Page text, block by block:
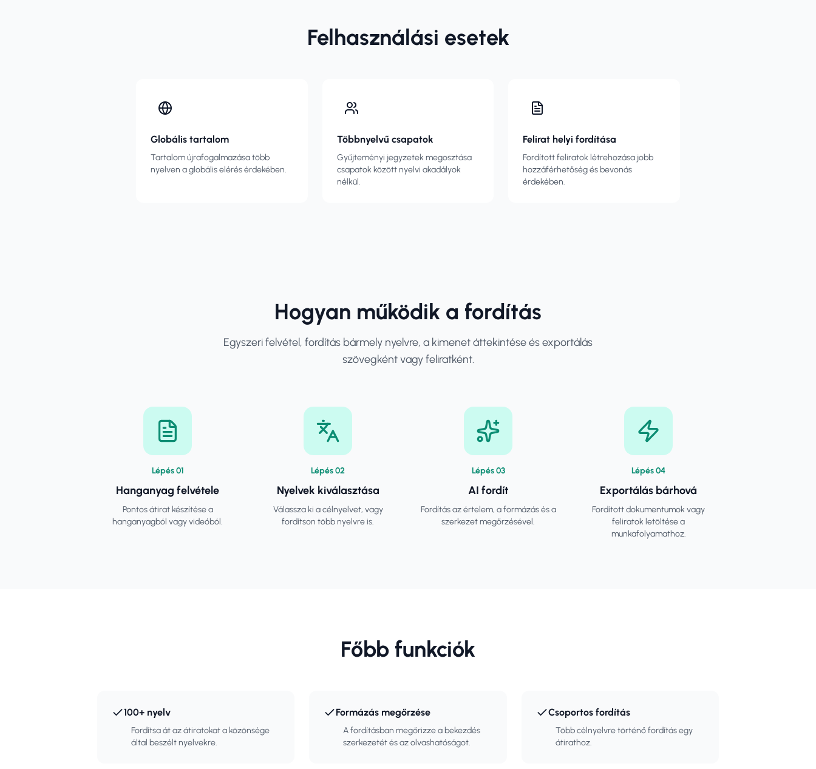
Felhasználási esetek
Globális tartalom
Tartalom újrafogalmazása több
nyelven a globális elérés érdekében.
Többnyelvű csapatok
Gyűjteményi jegyzetek megosztása
csapatok között nyelvi akadályok
nélkül.
Felirat helyi fordítása
Fordított feliratok létrehozása jobb
hozzáférhetőség és bevonás
érdekében.
Hogyan működik a fordítás
Egyszeri felvétel, fordítás bármely nyelvre, a kimenet áttekintése és exportálás
szövegként vagy feliratként.
Lépés01
Hanganyag felvétele
Pontos átirat készítése a
hanganyagból vagy videóból.
Lépés02
Nyelvek kiválasztása
Válassza ki a célnyelvet, vagy
fordítson több nyelvre is.
Lépés03
AI fordít
Fordítás az értelem, a formázás és a
szerkezet megőrzésével.
Lépés04
Exportálás bárhová
Fordított dokumentumok vagy
feliratok letöltése a
munkafolyamathoz.
Főbb funkciók
100+ nyelv
Fordítsa át az átiratokat a közönsége
által beszélt nyelvekre.
Formázás megőrzése
A fordításban megőrizze a bekezdés
szerkezetét és az olvashatóságot.
Csoportos fordítás
Több célnyelvre történő fordítás egy
átirathoz.